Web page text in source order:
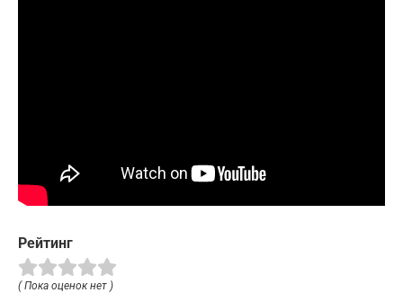
Рейтинг
( Пока оценок нет )